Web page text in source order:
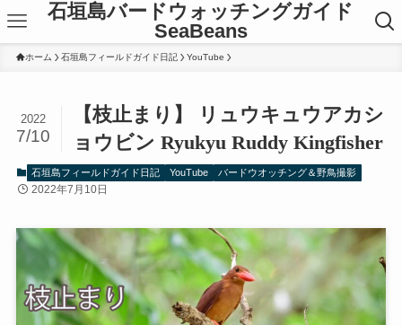
石垣島バードウォッチングガイド
SeaBeans
ホーム 石垣島フィールドガイド日記 YouTube
【枝止まり】 リュウキュウアカシ
ョウビン Ryukyu Ruddy Kingfisher
2022
7/10
石垣島フィールドガイド日記 YouTube バードウオッチング＆野鳥撮影
2022年7月10日